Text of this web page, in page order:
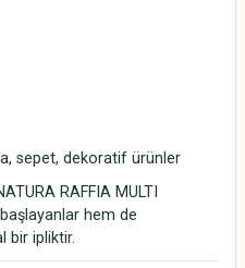
sepet, dekoratif ürünler
RAFFIA MULTI
hem de
bir ipliktir.